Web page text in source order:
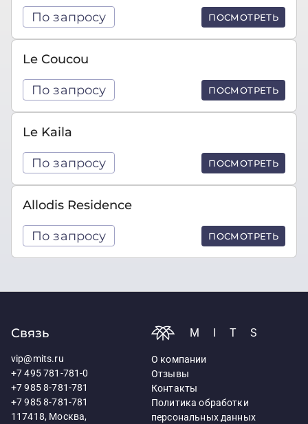
По запросу ПОСМОТРЕТЬ
Le Coucou
По запросу ПОСМОТРЕТЬ
Le Kaila
По запросу ПОСМОТРЕТЬ
Allodis Residence
По запросу ПОСМОТРЕТЬ
Связь
vip@mits.ru
+7 495 781-781-0
+7 985 8-781-781
+7 985 8-781-781
117418, Москва,
MITS
О компании
Отзывы
Контакты
Политика обработки
персональных данных